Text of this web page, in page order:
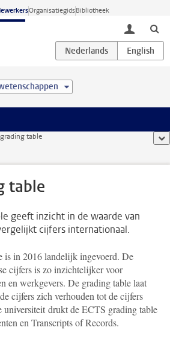
OrganisatiegidsBibliotheek
toggle
grading table
table
geeft inzicht in de waarde van
cijfers internationaal.
is in 2016 landelijk ingevoerd. De
cijfers is zo inzichtelijker voor
en werkgevers. De grading table laat
cijfers zich verhouden tot de cijfers
universiteit drukt de ECTS grading table
en Transcripts of Records.